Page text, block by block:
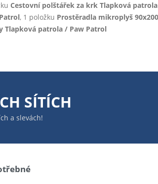
Cestovní polštářek za krk Tlapková
, 1 položku Prostěradla mikroplyš
Tlapková patrola / Paw Patrol
SÍTÍCH
a slevách!